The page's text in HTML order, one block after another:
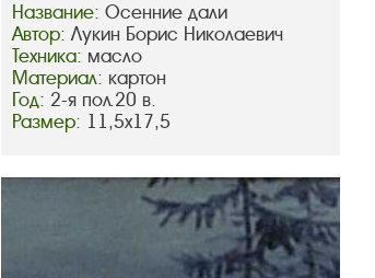
Название:Осенние дали
Автор:Лукин Борис Николаевич
Техника: масло
Материал: картон
Год: 2-я пол.20 в.
Размер: 11,5х17,5